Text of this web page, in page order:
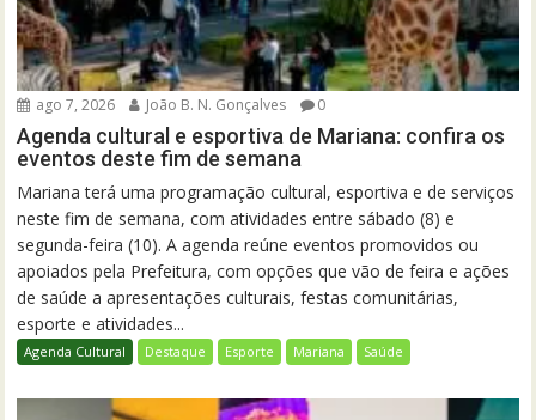
ago 7, 2026 João B. N. Gonçalves 0
Agenda cultural e esportiva de Mariana: confira os
eventos deste fim de semana
Mariana terá uma programação cultural, esportiva e de serviços
neste fim de semana, com atividades entre sábado (8) e
segunda-feira (10). A agenda reúne eventos promovidos ou
apoiados pela Prefeitura, com opções que vão de feira e ações
de saúde a apresentações culturais, festas comunitárias,
esporte e atividades...
Agenda Cultural Destaque Esporte Mariana Saúde